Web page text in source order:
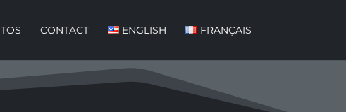
CONTACT ENGLISH FRANÇAIS